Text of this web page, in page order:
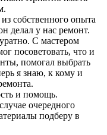
собственного опыта
делал у нас ремонт.
С мастером
посоветовать, что и
помогал выбрать
я знаю, к кому и
и помощь.
очередного
подберу в